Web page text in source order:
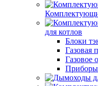
для котлов
Блоки
Газовая
Газовое
Приборы